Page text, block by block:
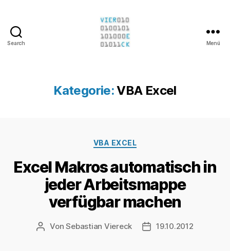
Search Menü
Kategorie:VBA Excel
Kategorien
VBA EXCEL
Excel Makros automatisch in
jeder Arbeitsmappe
verfügbar machen
Beitragsautor
VonSebastian Viereck Beitragsdatum
19.10.2012